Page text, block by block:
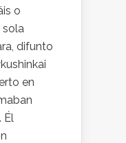
o
sola
difunto
en
Él